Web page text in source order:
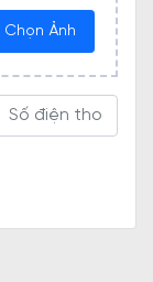
Chọn Ảnh